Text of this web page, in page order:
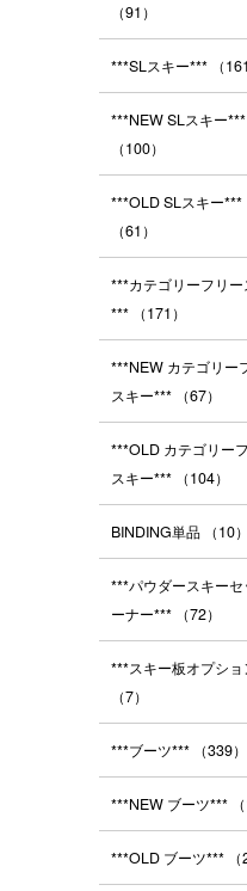
（91）
***SLスキー*** （
***NEW SLスキー***
（100）
***OLD SLスキー***
（61）
***カテゴリーフリー
*** （171）
***NEW カテゴリー
スキー*** （67）
***OLD カテゴリー
スキー*** （104）
BINDING単品 （10）
***パウダースキーセ
ーナー*** （72）
***スキー板オプシ
（7）
***ブーツ*** （339）
***NEW ブーツ***
***OLD ブーツ***